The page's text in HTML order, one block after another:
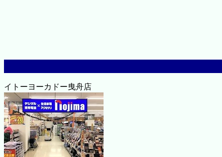
イトーヨーカドー曳舟店